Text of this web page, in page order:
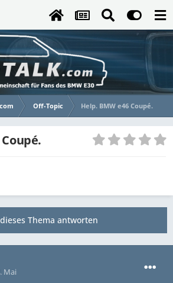
Off-Topic Help. BMW e46 Coupé.
Thema antworten
Mai